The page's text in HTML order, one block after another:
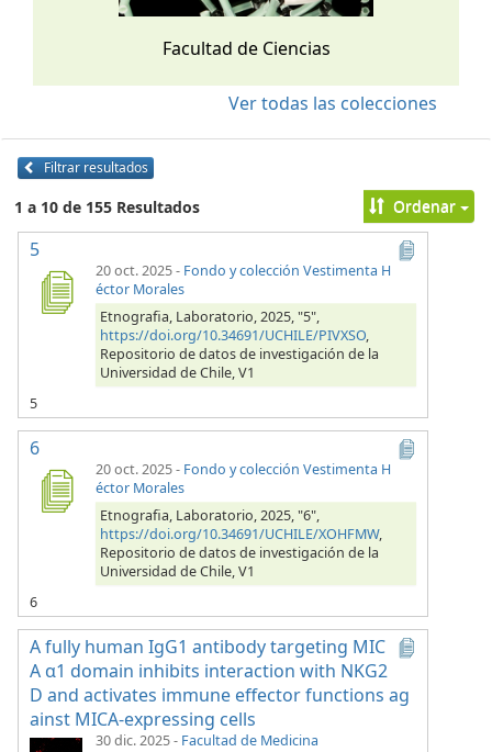
Facultad de Ciencias
Ver todas las colecciones
Filtrar resultados
1 a 10 de 155 Resultados Ordenar
5
20 oct. 2025- Fondo y colección Vestimenta H
éctor Morales
Etnografia, Laboratorio, 2025, "5",
https://doi.org/10.34691/UCHILE/PIVXSO,
Repositorio de datos de investigación de la
Universidad de Chile, V1
5
6
20 oct. 2025- Fondo y colección Vestimenta H
éctor Morales
Etnografia, Laboratorio, 2025, "6",
https://doi.org/10.34691/UCHILE/XOHFMW,
Repositorio de datos de investigación de la
Universidad de Chile, V1
6
A fully human IgG1 antibody targeting MIC
A α1 domain inhibits interaction with NKG2
D and activates immune effector functions ag
ainst MICA-expressing cells
30 dic. 2025- Facultad de Medicina